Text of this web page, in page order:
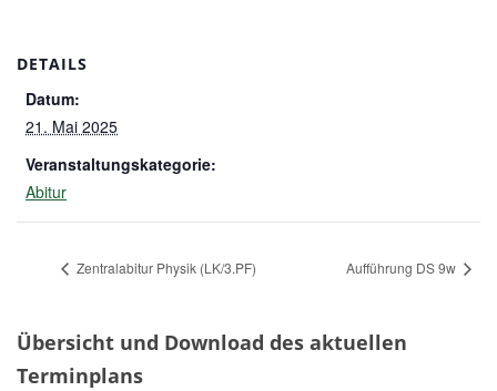
DETAILS
Datum:
21. Mai 2025
Veranstaltungskategorie:
Abitur
Zentralabitur Physik (LK/3.PF) Aufführung DS 9w
Übersicht und Download des aktuellen
Terminplans